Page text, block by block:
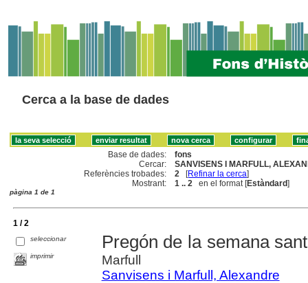
Cerca a la base de dades
Base de dades:
fons
Cercar:
SANVISENS I MARFULL,
Referències trobades:
2 [Refinar la cerca]
Mostrant:
1 .. 2 en el format [Estàndard]
pàgina 1 de 1
1 / 2
seleccionar
imprimir
Pregón de la semana
Marfull
Sanvisens i Marfull, Alexandre